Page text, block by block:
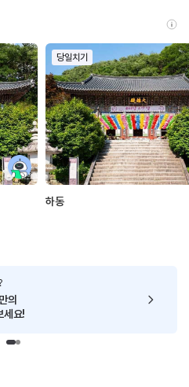
당일치기
하동
의
세요!